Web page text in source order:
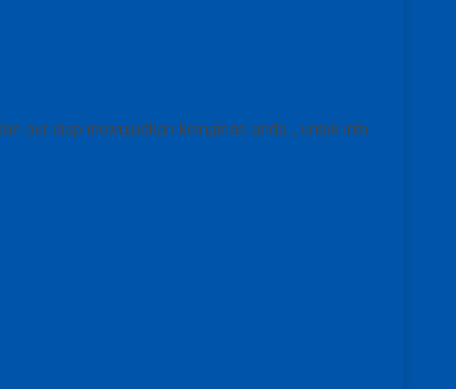
out siap mewujudkan keinginan anda , untuk info